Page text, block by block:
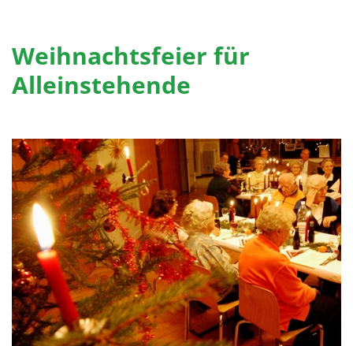
Weihnachtsfeier für
Alleinstehende